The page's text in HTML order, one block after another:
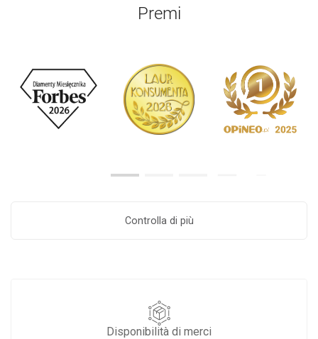
Premi
Controlla di più
Disponibilità di merci